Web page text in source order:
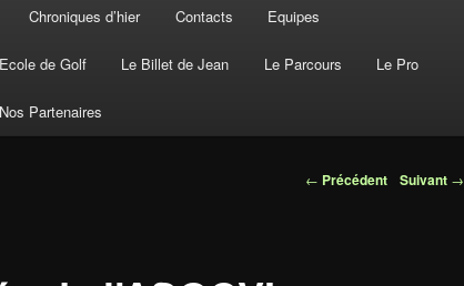
Chroniques d’hier Contacts Equipes
de Golf Le Billet de Jean Le Parcours Le Pro
Nos Partenaires
Navigation des
← Précédent Suivant →